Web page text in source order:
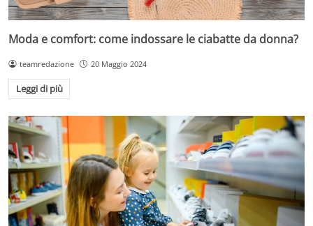
Moda e comfort: come indossare le ciabatte da donna?
teamredazione 20 Maggio 2024
Leggi di più